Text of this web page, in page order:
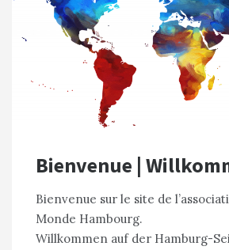
Bienvenue |
Bienvenue sur le site de
Monde Hambourg.
Willkommen auf der Hamburg-